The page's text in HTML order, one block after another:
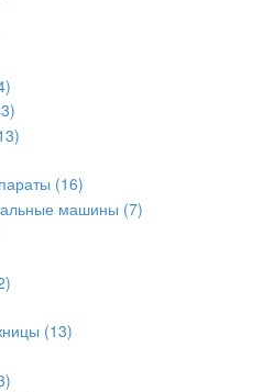
(16)
машины (7)
(13)